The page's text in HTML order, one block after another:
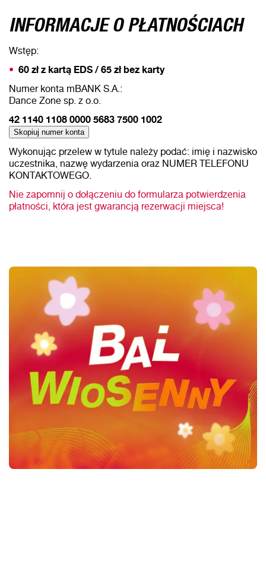
INFORMACJE O PŁATNOŚCIACH
Wstęp:
60 zł z kartą EDS / 65 zł bez karty
Numer konta mBANK S.A.:
Dance Zone sp. z o.o.
42 1140 1108 0000 5683 7500 1002
Skopiuj numer konta
Wykonując przelew w tytule należy podać: imię i nazwisko
uczestnika, nazwę wydarzenia oraz NUMER TELEFONU
KONTAKTOWEGO.
Nie zapomnij o dołączeniu do formularza potwierdzenia
płatności, która jest gwarancją rezerwacji miejsca!